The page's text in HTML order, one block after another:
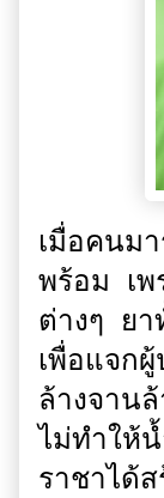
เมื่อคนม
พร้อม เพ
ต่างๆ ย
เพื่อแจก
ล้างจาน
ไม่ทำให้
ราชาได้